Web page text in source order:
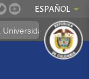
ESPAÑOL